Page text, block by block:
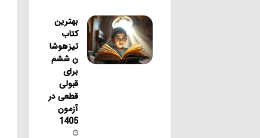
بهترین
کتاب
تیزهوشا
ن ششم
برای
قبولی
قطعی در
آزمون
1405